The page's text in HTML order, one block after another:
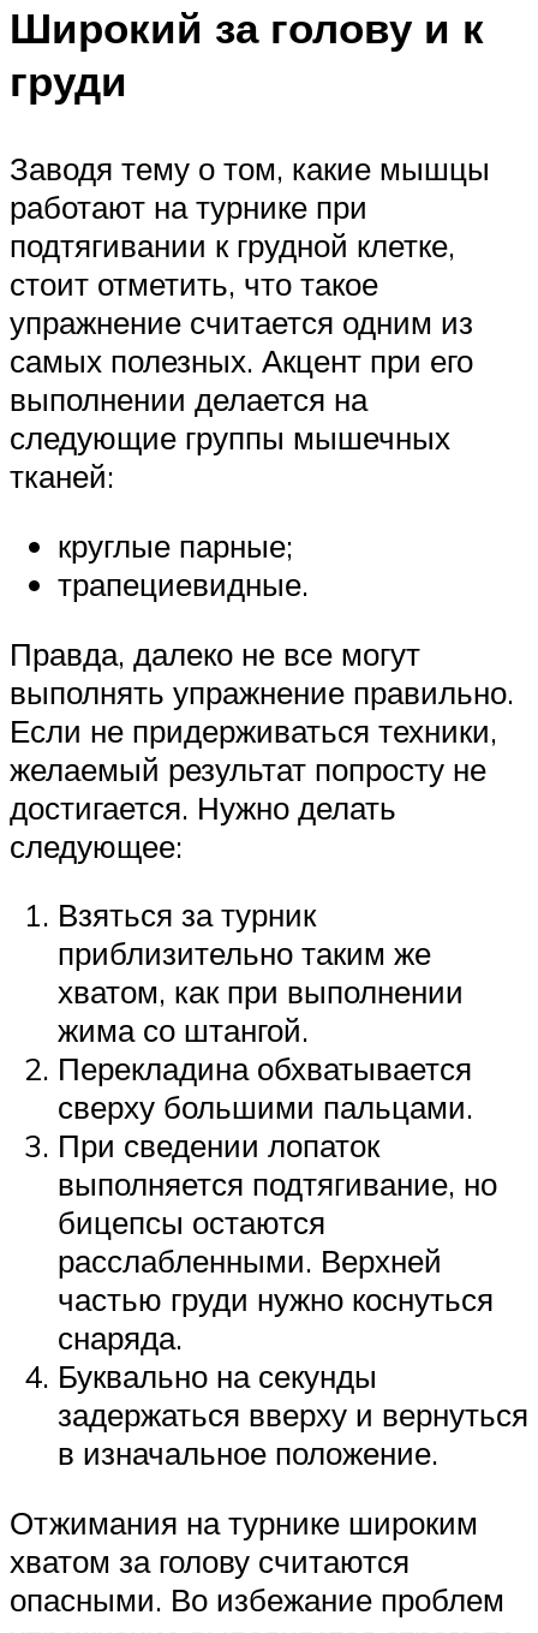
Широкий за голову и к
груди
Заводя тему о том, какие мышцы
работают на турнике при
подтягивании к грудной клетке,
стоит отметить, что такое
упражнение считается одним из
самых полезных. Акцент при его
выполнении делается на
следующие группы мышечных
тканей:
круглые парные;
трапециевидные.
Правда, далеко не все могут
выполнять упражнение правильно.
Если не придерживаться техники,
желаемый результат попросту не
достигается. Нужно делать
следующее:
Взяться за турник
приблизительно таким же
хватом, как при выполнении
жима со штангой.
Перекладина обхватывается
сверху большими пальцами.
При сведении лопаток
выполняется подтягивание, но
бицепсы остаются
расслабленными. Верхней
частью груди нужно коснуться
снаряда.
Буквально на секунды
задержаться вверху и вернуться
в изначальное положение.
Отжимания на турнике широким
хватом за голову считаются
опасными. Во избежание проблем